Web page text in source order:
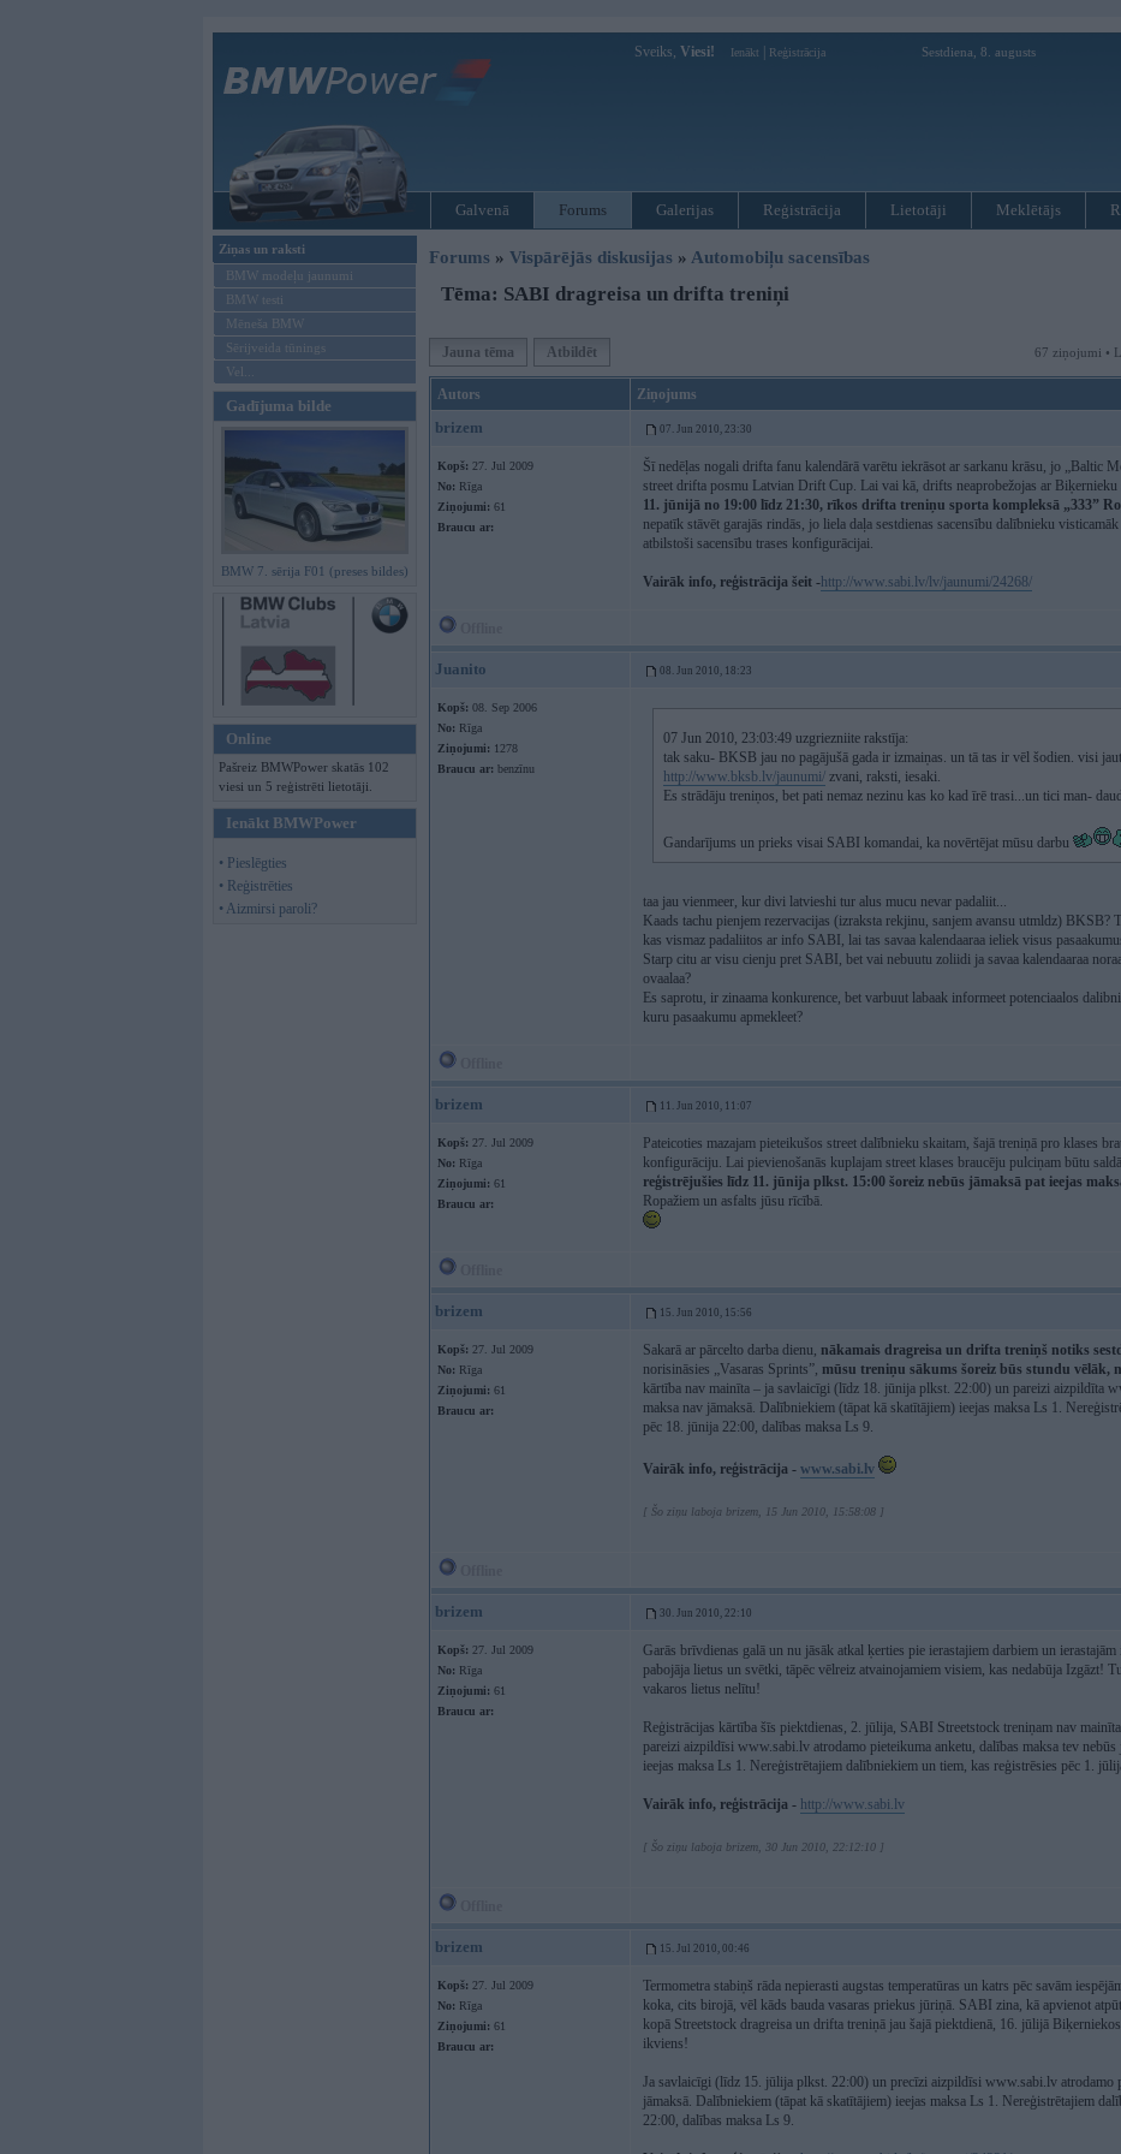
Sveiks, Viesi! Ienākt Reģistrācija Sestdiena, 8. augusts
Galvenā Forums Galerijas Reģistrācija Lietotāji Meklētājs
Ziņas un raksti
BMW modeļu jaunumi
BMW testi
Mēneša BMW
Sērijveida tūnings
Vel...
Gadījuma bilde
BMW 7. sērija F01 (preses bildes)
Online
Pašreiz BMWPower skatās 102
viesi un 5 reģistrēti lietotāji.
Ienākt BMWPower
• Pieslēgties
• Reģistrēties
• Aizmirsi paroli?
Forums » Vispārējās diskusijas » Automobiļu sacensības
Tēma: SABI dragreisa un drifta treniņi
Jauna tēma Atbildēt 67 ziņojumi •
Autors Ziņojums
brizem 07. Jun 2010, 23:30
Kopš: 27. Jul 2009
No: Rīga
Ziņojumi: 61
Braucu ar:
Šī nedēļas nogali drifta fanu kalendārā varētu iekrāsot ar sarkanu krāsu, jo „Baltic
street drifta posmu Latvian Drift Cup. Lai vai kā, drifts neaprobežojas ar Biķernieku
11. jūnijā no 19:00 līdz 21:30, rīkos drifta treniņu sporta kompleksā „333”
nepatīk stāvēt garajās rindās, jo liela daļa sestdienas sacensību dalībnieku
atbilstoši sacensību trases konfigurācijai.
Vairāk info, reģistrācija šeit - http://www.sabi.lv/lv/jaunumi/24268/
Juanito 08. Jun 2010, 18:23
Kopš: 08. Sep 2006
No: Rīga
Ziņojumi: 1278
Braucu ar: benzīnu
07 Jun 2010, 23:03:49 uzgriezniite rakstīja:
tak saku- BKSB jau no pagājušā gada ir izmaiņas. un tā tas ir vēl šodien. visi
http://www.bksb.lv/jaunumi/ zvani, raksti, iesaki.
Es strādāju treniņos, bet pati nemaz nezinu kas ko kad īrē trasi...un tici man-
Gandarījums un prieks visai SABI komandai, ka novērtējat mūsu darbu
taa jau vienmeer, kur divi latvieshi tur alus mucu nevar padaliit...
Kaads tachu pienjem rezervacijas (izraksta rekjinu, sanjem avansu utmldz) BKSB?
kas vismaz padaliitos ar info SABI, lai tas savaa kalendaaraa ieliek visus
Starp citu ar visu cienju pret SABI, bet vai nebuutu zoliidi ja savaa kalendaaraa
ovaalaa?
Es saprotu, ir zinaama konkurence, bet varbuut labaak informeet potenciaalos
kuru pasaakumu apmekleet?
brizem 11. Jun 2010, 11:07
Kopš: 27. Jul 2009
No: Rīga
Ziņojumi: 61
Braucu ar:
Pateicoties mazajam pieteikušos street dalībnieku skaitam, šajā treniņā pro klases
konfigurāciju. Lai pievienošanās kuplajam street klases braucēju pulciņam būtu
reģistrējušies līdz 11. jūnija plkst. 15:00 šoreiz nebūs jāmaksā pat ieejas
Ropažiem un asfalts jūsu rīcībā.
brizem 15. Jun 2010, 15:56
Kopš: 27. Jul 2009
No: Rīga
Ziņojumi: 61
Braucu ar:
Sakarā ar pārcelto darba dienu, nākamais dragreisa un drifta treniņš notiks
norisināsies „Vasaras Sprints”, mūsu treniņu sākums šoreiz būs stundu vēlāk,
kārtība nav mainīta – ja savlaicīgi (līdz 18. jūnija plkst. 22:00) un pareizi aizpildīta
maksa nav jāmaksā. Dalībniekiem (tāpat kā skatītājiem) ieejas maksa Ls 1.
pēc 18. jūnija 22:00, dalības maksa Ls 9.
Vairāk info, reģistrācija - www.sabi.lv
[ Šo ziņu laboja brizem, 15 Jun 2010, 15:58:08 ]
brizem 30. Jun 2010, 22:10
Kopš: 27. Jul 2009
No: Rīga
Ziņojumi: 61
Braucu ar:
Garās brīvdienas galā un nu jāsāk atkal ķerties pie ierastajiem darbiem un
pabojāja lietus un svētki, tāpēc vēlreiz atvainojamiem visiem, kas nedabūja Izgāzt!
vakaros lietus nelītu!
Reģistrācijas kārtība šīs piektdienas, 2. jūlija, SABI Streetstock treniņam nav
pareizi aizpildīsi www.sabi.lv atrodamo pieteikuma anketu, dalības maksa tev
ieejas maksa Ls 1. Nereģistrētajiem dalībniekiem un tiem, kas reģistrēsies pēc 1.
Vairāk info, reģistrācija - http://www.sabi.lv
[ Šo ziņu laboja brizem, 30 Jun 2010, 22:12:10 ]
brizem 15. Jul 2010, 00:46
Kopš: 27. Jul 2009
No: Rīga
Ziņojumi: 61
Braucu ar:
Termometra stabiņš rāda nepierasti augstas temperatūras un katrs pēc savām
koka, cits birojā, vēl kāds bauda vasaras priekus jūriņā. SABI zina, kā apvienot
kopā Streetstock dragreisa un drifta treniņā jau šajā piektdienā, 16. jūlijā
ikviens!
Ja savlaicīgi (līdz 15. jūlija plkst. 22:00) un precīzi aizpildīsi www.sabi.lv atrodamo
jāmaksā. Dalībniekiem (tāpat kā skatītājiem) ieejas maksa Ls 1. Nereģistrētajiem
22:00, dalības maksa Ls 9.